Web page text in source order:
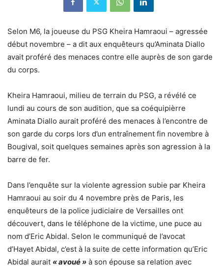
Selon M6, la joueuse du PSG Kheira Hamraoui – agressée
début novembre – a dit aux enquêteurs qu’Aminata Diallo
avait proféré des menaces contre elle auprès de son garde
du corps.
Kheira Hamraoui, milieu de terrain du PSG, a révélé ce
lundi au cours de son audition, que sa coéquipièrre
Aminata Diallo aurait proféré des menaces à l’encontre de
son garde du corps lors d’un entraînement fin novembre à
Bougival, soit quelques semaines après son agression à la
barre de fer.
Dans l’enquête sur la violente agression subie par Kheira
Hamraoui au soir du 4 novembre près de Paris, les
enquêteurs de la police judiciaire de Versailles ont
découvert, dans le téléphone de la victime, une puce au
nom d’Eric Abidal. Selon le communiqué de l’avocat
d’Hayet Abidal, c’est à la suite de cette information qu’Eric
Abidal aurait « avoué » à son épouse sa relation avec